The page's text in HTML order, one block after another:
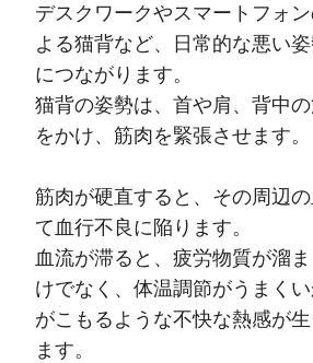
デスクワークやスマートフォ
よる猫背など、日常的な悪い
につながります。
猫背の姿勢は、首や肩、背中
をかけ、筋肉を緊張させます。
筋肉が硬直すると、その周辺
て血行不良に陥ります。
血流が滞ると、疲労物質が溜
けでなく、体温調節がうまく
がこもるような不快な熱感が
ます。